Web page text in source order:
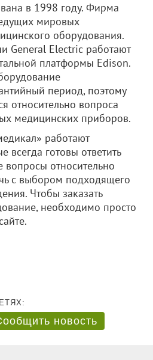
в 1998 году. Фирма
мировых
оборудования.
General Electric работают
платформы Edison.
период, поэтому
относительно вопроса
медицинских приборов.
работают
всегда готовы ответить
относительно
с выбором подходящего
Чтобы заказать
необходимо просто
на сайте.
новость